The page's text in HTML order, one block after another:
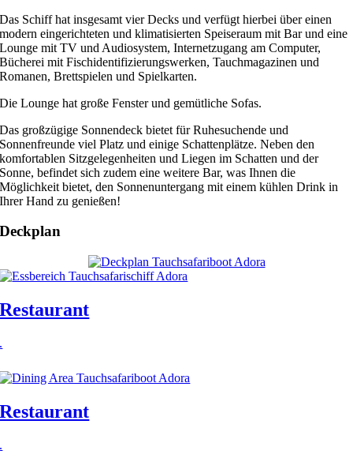
Das Schiff hat insgesamt vier Decks und verfügt hierbei über einen
modern eingerichteten und klimatisierten Speiseraum mit Bar und eine
Lounge mit TV und Audiosystem, Internetzugang am Computer,
Bücherei mit Fischidentifizierungswerken, Tauchmagazinen und
Romanen, Brettspielen und Spielkarten.
Die Lounge hat große Fenster und gemütliche Sofas.
Das großzügige Sonnendeck bietet für Ruhesuchende und
Sonnenfreunde viel Platz und einige Schattenplätze. Neben den
komfortablen Sitzgelegenheiten und Liegen im Schatten und der
Sonne, befindet sich zudem eine weitere Bar, was Ihnen die
Möglichkeit bietet, den Sonnenuntergang mit einem kühlen Drink in
Ihrer Hand zu genießen!
Deckplan
Restaurant
.
Restaurant
.